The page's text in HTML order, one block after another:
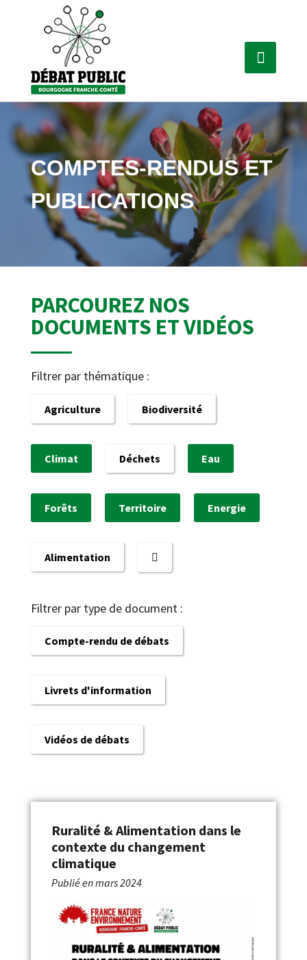
COMPTES-RENDUS ET
PUBLICATIONS
PARCOUREZ NOS
DOCUMENTS ET VIDÉOS
Filtrer par thématique :
Agriculture Biodiversité
Climat Déchets Eau
Forêts Territoire Energie
Alimentation
Filtrer par type de document :
Compte-rendu de débats
Livrets d'information
Vidéos de débats
Ruralité & Alimentation dans le
contexte du changement
climatique
Publié enmars 2024